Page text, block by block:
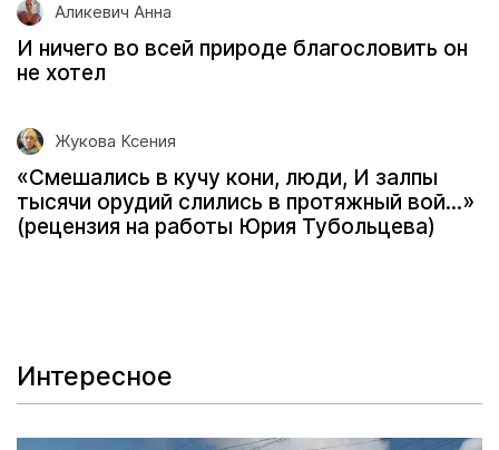
Аликевич Анна
И ничего во всей природе благословить он
не хотел
Жукова Ксения
«Смешались в кучу кони, люди, И залпы
тысячи орудий слились в протяжный вой...»
(рецензия на работы Юрия Тубольцева)
Интересное